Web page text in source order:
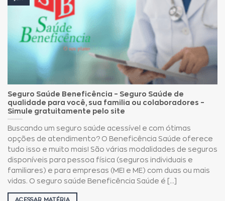
Seguro Saúde Beneficência – Seguro Saúde de
qualidade para você, sua familia ou colaboradores –
Simule gratuitamente pelo site
Buscando um seguro saúde acessível e com ótimas
opções de atendimento? O Beneficência Saúde oferece
tudo isso e muito mais! São várias modalidades de seguros
disponíveis para pessoa física (seguros individuais e
familiares) e para empresas (MEI e ME) com duas ou mais
vidas. O seguro saúde Beneficência Saúde é [...]
ACESSAR MATÉRIA